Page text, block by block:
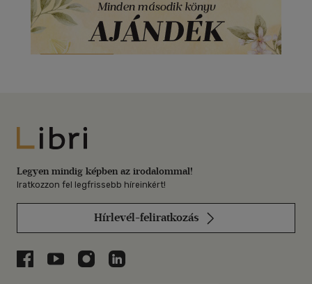
Libri
Legyen mindig képben az irodalommal!
Iratkozzon fel legfrissebb híreinkért!
Hírlevél-feliratkozás
Libri a Facebookon
Libri a Youtube-on
Libri az Instagramon
Libri a LinkedInen